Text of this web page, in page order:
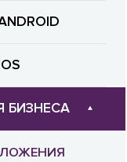
БИЗНЕСА